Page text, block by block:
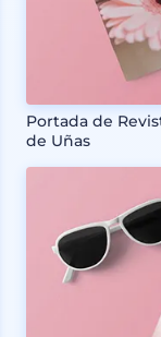
Portada de
de Uñas